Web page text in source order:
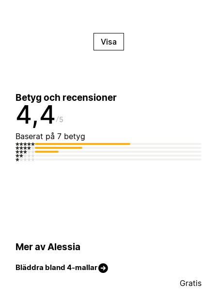
Visa
Betyg och recensioner
4,4 5
Baserat på 7 betyg
Mer av Alessia
Bläddra bland 4-mallar
Gratis